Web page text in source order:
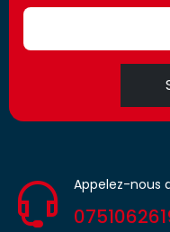
Appelez-nous